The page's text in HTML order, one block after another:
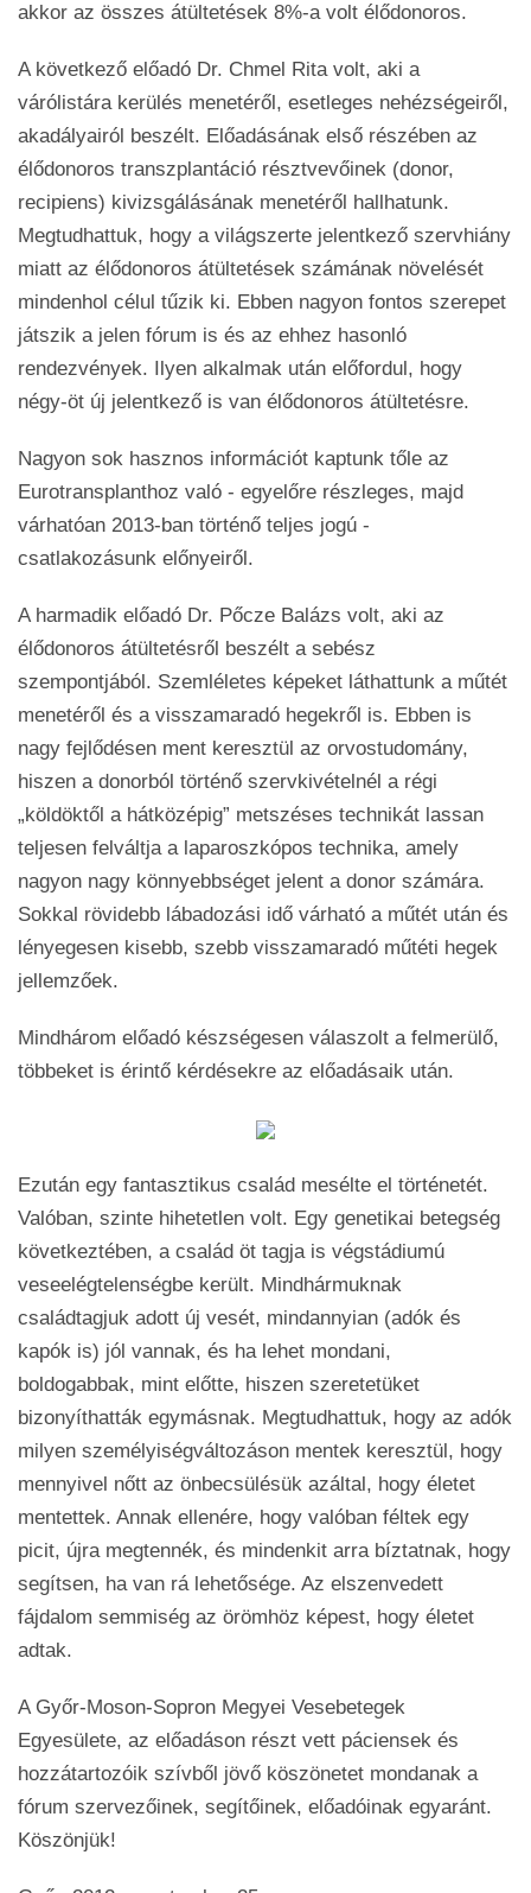
akkor az összes átültetések 8%-a volt élődonoros.
A következő előadó Dr. Chmel Rita volt, aki a
várólistára kerülés menetéről, esetleges nehézségeiről,
akadályairól beszélt. Előadásának első részében az
élődonoros transzplantáció résztvevőinek (donor,
recipiens) kivizsgálásának menetéről hallhatunk.
Megtudhattuk, hogy a világszerte jelentkező szervhiány
miatt az élődonoros átültetések számának növelését
mindenhol célul tűzik ki. Ebben nagyon fontos szerepet
játszik a jelen fórum is és az ehhez hasonló
rendezvények. Ilyen alkalmak után előfordul, hogy
négy-öt új jelentkező is van élődonoros átültetésre.
Nagyon sok hasznos információt kaptunk tőle az
Eurotransplanthoz való - egyelőre részleges, majd
várhatóan 2013-ban történő teljes jogú -
csatlakozásunk előnyeiről.
A harmadik előadó Dr. Pőcze Balázs volt, aki az
élődonoros átültetésről beszélt a sebész
szempontjából. Szemléletes képeket láthattunk a műtét
menetéről és a visszamaradó hegekről is. Ebben is
nagy fejlődésen ment keresztül az orvostudomány,
hiszen a donorból történő szervkivételnél a régi
„köldöktől a hátközépig” metszéses technikát lassan
teljesen felváltja a laparoszkópos technika, amely
nagyon nagy könnyebbséget jelent a donor számára.
Sokkal rövidebb lábadozási idő várható a műtét után és
lényegesen kisebb, szebb visszamaradó műtéti hegek
jellemzőek.
Mindhárom előadó készségesen válaszolt a felmerülő,
többeket is érintő kérdésekre az előadásaik után.
Ezután egy fantasztikus család mesélte el történetét.
Valóban, szinte hihetetlen volt. Egy genetikai betegség
következtében, a család öt tagja is végstádiumú
veseelégtelenségbe került. Mindhármuknak
családtagjuk adott új vesét, mindannyian (adók és
kapók is) jól vannak, és ha lehet mondani,
boldogabbak, mint előtte, hiszen szeretetüket
bizonyíthatták egymásnak. Megtudhattuk, hogy az adók
milyen személyiségváltozáson mentek keresztül, hogy
mennyivel nőtt az önbecsülésük azáltal, hogy életet
mentettek. Annak ellenére, hogy valóban féltek egy
picit, újra megtennék, és mindenkit arra bíztatnak, hogy
segítsen, ha van rá lehetősége. Az elszenvedett
fájdalom semmiség az örömhöz képest, hogy életet
adtak.
A Győr-Moson-Sopron Megyei Vesebetegek
Egyesülete, az előadáson részt vett páciensek és
hozzátartozóik szívből jövő köszönetet mondanak a
fórum szervezőinek, segítőinek, előadóinak egyaránt.
Köszönjük!